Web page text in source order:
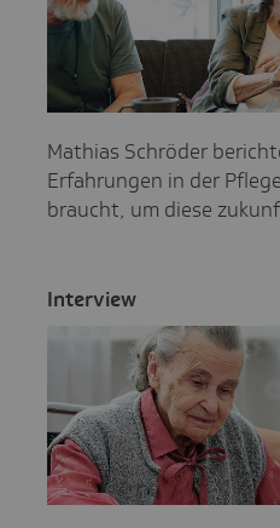
Mathias Schröder
Erfahrungen in der
braucht, um diese
Inter­view